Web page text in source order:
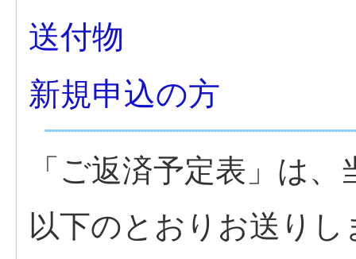
送付物
新規申込の方
「ご返済予定表」は
以下のとおりお送りし